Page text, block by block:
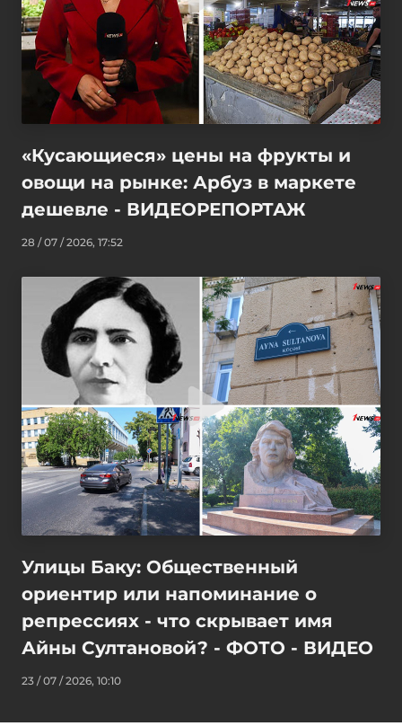
«Кусающиеся» цены на фрукты и
овощи на рынке: Арбуз в маркете
дешевле - ВИДЕОРЕПОРТАЖ
28 / 07 / 2026, 17:52
Улицы Баку: Общественный
ориентир или напоминание о
репрессиях - что скрывает имя
Айны Султановой? - ФОТО - ВИДЕО
23 / 07 / 2026, 10:10